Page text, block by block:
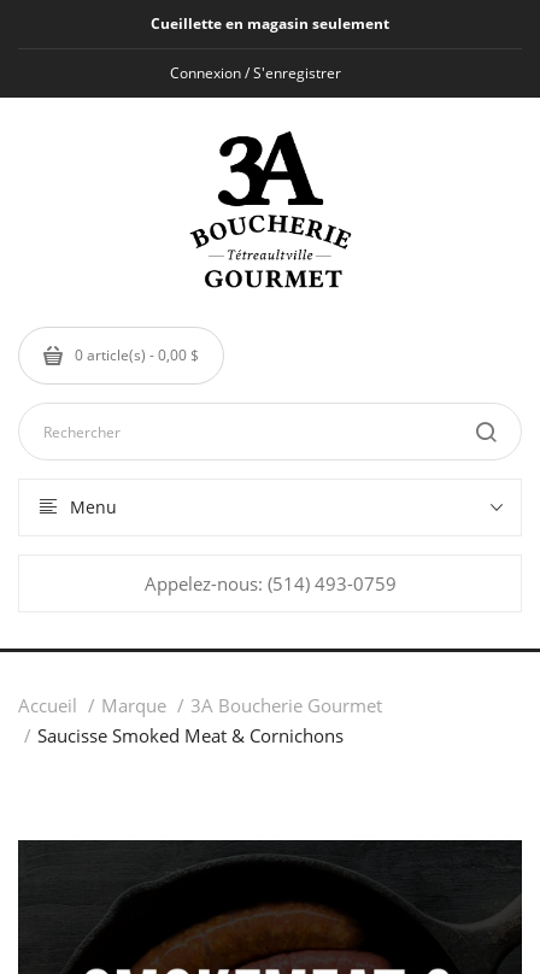
Cueillette en magasin seulement
Connexion / S'enregistrer
0 article(s) - 0,00 $
Menu
Appelez-nous: (514) 493-0759
Accueil Marque
3A Boucherie Gourmet
Saucisse Smoked Meat & Cornichons